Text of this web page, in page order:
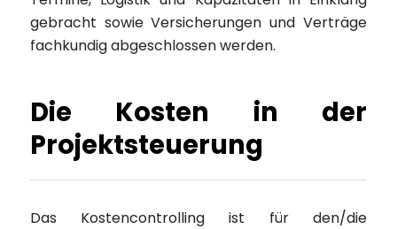
gebracht sowie Versicherungen und Verträge
fachkundig abgeschlossen werden.
Die Kosten in der
Projektsteuerung
Das Kostencontrolling ist für den/die